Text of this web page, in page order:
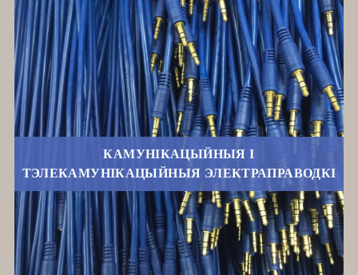
КАМУНІКАЦЫЙНЫЯ І
ТЭЛЕКАМУНІКАЦЫЙНЫЯ ЭЛЕКТРАПРАВОДКІ